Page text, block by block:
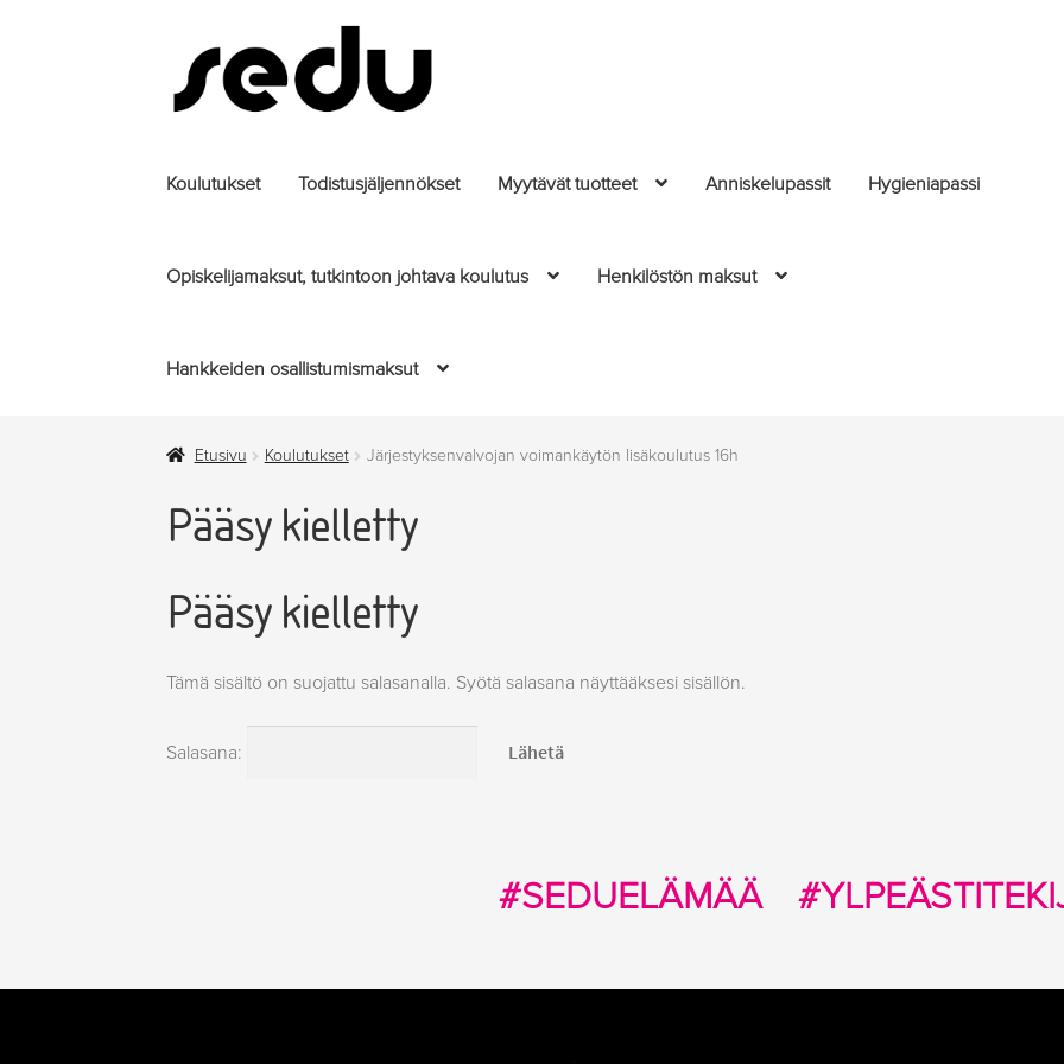
Siirry
navigointiin
Siirry
sisältöön
Koulutukset Todistusjäljennökset Myytävät tuotteet Anniskelupassit Hygieniapassi
Opiskelijamaksut, tutkintoon johtava koulutus Henkilöstön maksut
Hankkeiden osallistumismaksut
Etusivu Koulutukset Järjestyksenvalvojan voimankäytön lisäkoulutus 16h
Pääsy kielletty
Pääsy kielletty
Tämä sisältö on suojattu salasanalla. Syötä salasana näyttääksesi sisällön.
Salasana:
#SEDUELÄMÄÄ